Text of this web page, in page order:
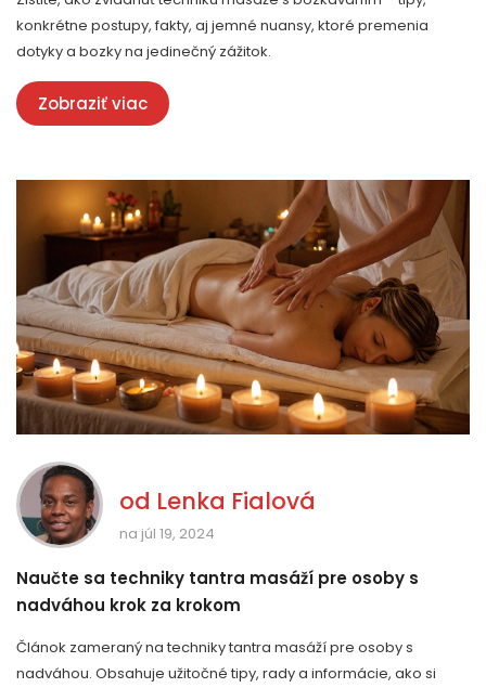
konkrétne postupy, fakty, aj jemné nuansy, ktoré premenia
dotyky a bozky na jedinečný zážitok.
Zobraziť viac
od Lenka Fialová
na júl 19, 2024
Naučte sa techniky tantra masáží pre osoby s
nadváhou krok za krokom
Článok zameraný na techniky tantra masáží pre osoby s
nadváhou. Obsahuje užitočné tipy, rady a informácie, ako si